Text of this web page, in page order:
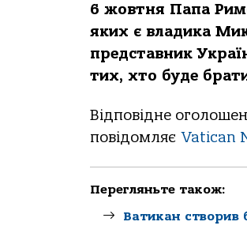
6 жовтня Папа
яких є владика
представник
тих, хто буде
Відповідне
повідомляєVatican
Перегляньте також:
Ватикан створив